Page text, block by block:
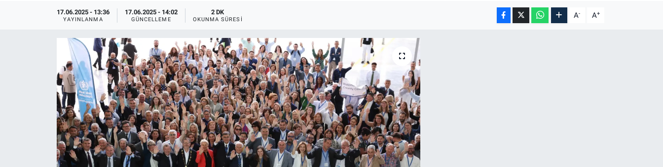
17.06.2025 - 13:36
YAYINLANMA
17.06.2025 - 14:02
GÜNCELLEME
2 DK
OKUNMA SÜRESI A- A+